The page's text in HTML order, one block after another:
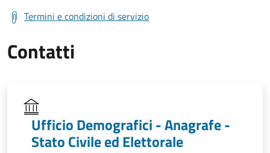
Termini e condizioni di servizio
Contatti
Ufficio Demografici - Anagrafe -
Stato Civile ed Elettorale